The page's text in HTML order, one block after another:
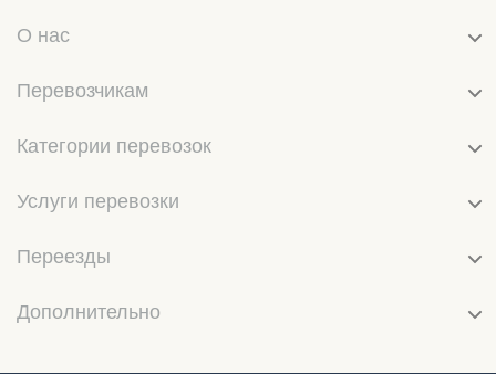
О нас
Перевозчикам
Категории перевозок
Услуги перевозки
Переезды
Дополнительно